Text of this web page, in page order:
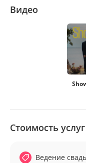
Видео
Стоимость услуг
Ведение